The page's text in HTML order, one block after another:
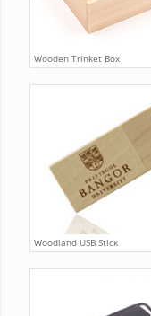
Wooden Trinket Box
Woodland USB Stick